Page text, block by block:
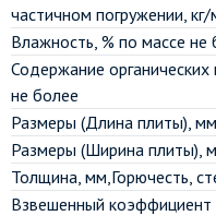
частичном погружении,
Влажность, % по массе не
Содержание
не более
Размеры (Длина плиты), мм
Размеры (Ширина плиты),
Толщина, мм,Горючесть,
Взвешенный коэффициент